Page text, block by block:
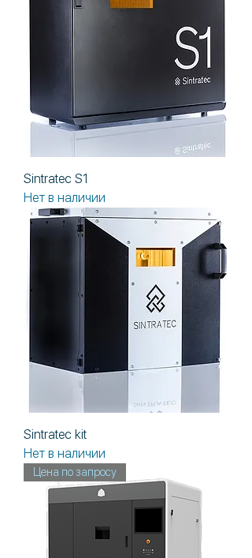
Sintratec S1
Нет в наличии
Sintratec kit
Нет в наличии
Цена по запросу